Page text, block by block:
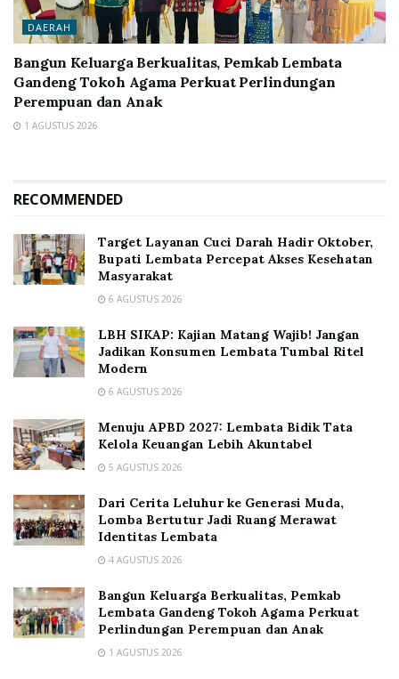
DAERAH
Bangun Keluarga Berkualitas, Pemkab Lembata
Gandeng Tokoh Agama Perkuat Perlindungan
Perempuan dan Anak
1 AGUSTUS 2026
RECOMMENDED
Target Layanan Cuci Darah Hadir Oktober,
Bupati Lembata Percepat Akses Kesehatan
Masyarakat
6 AGUSTUS 2026
LBH SIKAP: Kajian Matang Wajib! Jangan
Jadikan Konsumen Lembata Tumbal Ritel
Modern
6 AGUSTUS 2026
Menuju APBD 2027: Lembata Bidik Tata
Kelola Keuangan Lebih Akuntabel
5 AGUSTUS 2026
Dari Cerita Leluhur ke Generasi Muda,
Lomba Bertutur Jadi Ruang Merawat
Identitas Lembata
4 AGUSTUS 2026
Bangun Keluarga Berkualitas, Pemkab
Lembata Gandeng Tokoh Agama Perkuat
Perlindungan Perempuan dan Anak
1 AGUSTUS 2026